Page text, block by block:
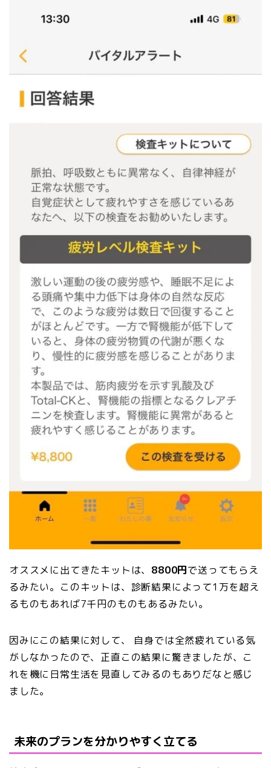
オススメに出てきたキットは、 8800円で送ってもらえ
るみたい。このキットは、診断結果によって1万を超え
るものもあれば7千円のものもあるみたい。
因みにこの結果に対して、 自身では全然疲れている気
がしなかったので、正直この結果に驚きましたが、こ
れを機に日常生活を見直してみるのもありだなと感じ
ました。
未来のプランを分かりやすく立てる